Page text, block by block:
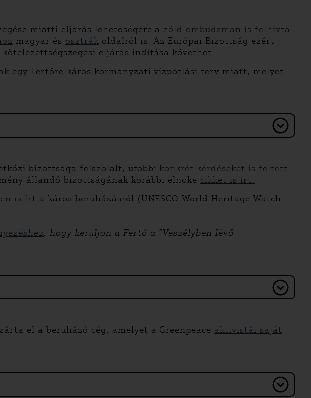
miatti eljárás lehetőségére a zöld ombudsman is felhívta
magyar és osztrák oldalról is. Az Európai Bizottság ezért
eljárás indítása követhet.
egy Fertőre káros kormányzati vízpótlási terv miatt, melyet
bizottsága felszólalt, utóbbi konkrét kérdéseket is feltett
állandó bizottságának korábbi elnöke cikket is írt.
is írt a káros beruházásról (UNESCO World Heritage Watch –
, hogy kerüljön a Fertő a “Veszélyben lévő
el a beruházó cég, amelyet a Greenpeace aktivistái saját